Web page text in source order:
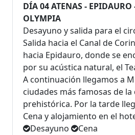
DÍA 04 ATENAS - EPIDAURO
OLYMPIA
Desayuno y salida para el
Salida hacia el Canal de
hacia Epidauro, donde se
por su acústica natural, el
A continuación llegamos a
ciudades más famosas de la
prehistórica. Por la tarde
Cena y alojamiento en el
Desayuno
Cena